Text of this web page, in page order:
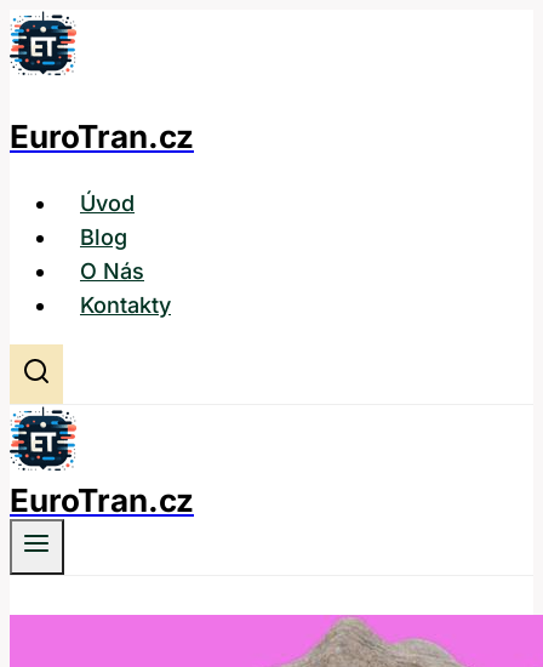
Přeskočit
na
EuroTran.cz
Úvod
Blog
O Nás
Kontakty
EuroTran.cz